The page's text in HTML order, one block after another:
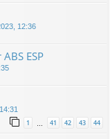
12:36
ESP
1 41 42 43 44